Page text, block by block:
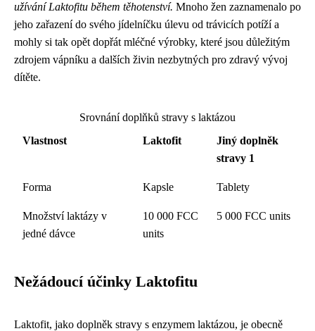
užívání Laktofitu během těhotenství. Mnoho žen zaznamenalo po
jeho zařazení do svého jídelníčku úlevu od trávicích potíží a
mohly si tak opět dopřát mléčné výrobky, které jsou důležitým
zdrojem vápníku a dalších živin nezbytných pro zdravý vývoj
dítěte.
Srovnání doplňků stravy s laktázou
Vlastnost
Laktofit
Jiný doplněk
stravy 1
Forma Kapsle Tablety
Množství laktázy v
jedné dávce
10 000 FCC
units
5 000 FCC units
Nežádoucí účinky Laktofitu
Laktofit, jako doplněk stravy s enzymem laktázou, je obecně